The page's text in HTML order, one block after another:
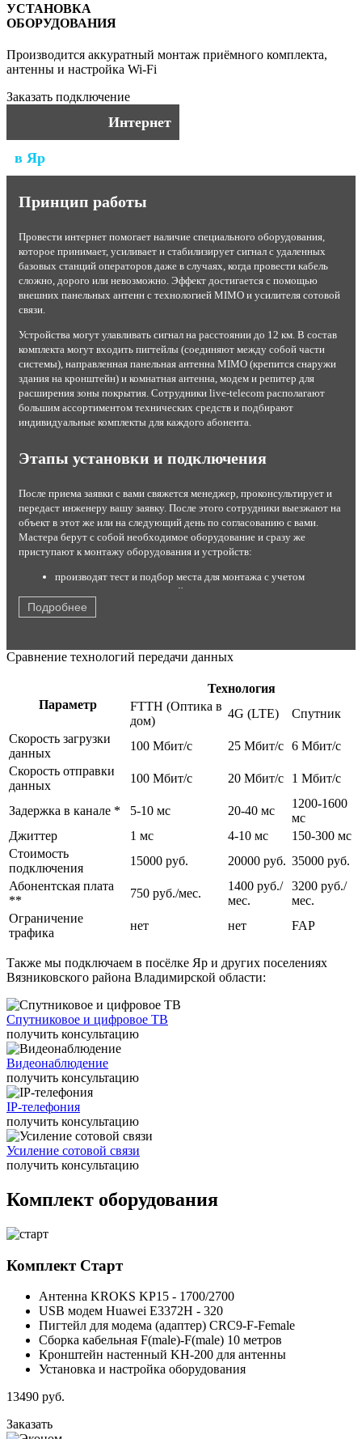
УСТАНОВКА
ОБОРУДОВАНИЯ
Производится аккуратный монтаж приёмного комплекта,
антенны и настройка Wi-Fi
Заказать подключение
Интернет
в Яр
Принцип работы
Провести интернет помогает наличие специального оборудования,
которое принимает, усиливает и стабилизирует сигнал с удаленных
базовых станций операторов даже в случаях, когда провести кабель
сложно, дорого или невозможно. Эффект достигается с помощью
внешних панельных антенн с технологией MIMO и усилителя сотовой
связи.
Устройства могут улавливать сигнал на расстоянии до 12 км. В состав
комплекта могут входить пигтейлы (соединяют между собой части
системы), направленная панельная антенна MIMO (крепится снаружи
здания на кронштейн) и комнатная антенна, модем и репитер для
расширения зоны покрытия. Сотрудники live-telecom располагают
большим ассортиментом технических средств и подбирают
индивидуальные комплекты для каждого абонента.
Этапы установки и подключения
После приема заявки с вами свяжется менеджер, проконсультирует и
передаст инженеру вашу заявку. После этого сотрудники выезжают на
объект в этот же или на следующий день по согласованию с вами.
Мастера берут с собой необходимое оборудование и сразу же
приступают к монтажу оборудования и устройств:
производят тест и подбор места для монтажа с учетом
результатов теста и условий эксплуатации;
устанавливают комплект на стену или крышу;
настраивают максимальный прием сигнала от станции;
кодируют канал от постороннего вмешательства;
производят тестирование работы оборудования в
После этого быстрый интернет со стабильным соединением готов к
работе. Для абонентов с разными потребностями мы предлагаем
скорости на выгодных условиях. Вне зависимости от тарифа заказчики
трафику и могут выходить в интернет с любого домашнего
устройства: планшета, смартфона, ноутбука, стационарного
компьютера.
Возможна установка цифрового и спутникового телевидения с
большим количеством цифровых каналов, организация удаленного
видеонаблюдения. Помимо этого live-telecom обеспечивает
круглосуточную поддержку абонентов и оперативно решает
информационные и технические проблемы.
Подробнее
Сравнение технологий передачи данных
Параметр
Технология
FTTH (Оптика в
дом)
4G (LTE)
Спутник
Скорость загрузки
данных
100 Мбит/c 25 Мбит/c 6 Мбит/c
Скорость отправки
данных
100 Мбит/c 20 Мбит/c 1 Мбит/c
Задержка в канале * 5-10 мс 20-40 мс
1200-1600
мс
Джиттер
1 мс 4-10 мс
150-300 мс
Стоимость
подключения
15000 руб. 20000 руб. 35000 руб.
Абонентская плата
**
750 руб./мес.
1400 руб./
мес.
3200 руб./
мес.
Ограничение
трафика
нет нет FAP
Также мы подключаем в посёлке Яр и других поселениях
Вязниковского района Владимирской области:
Спутниковое и цифровое ТВ
получить консультацию
Видеонаблюдение
получить консультацию
IP-телефония
получить консультацию
Усиление сотовой связи
получить консультацию
Комплект оборудования
Комплект Старт
Антенна KROKS KP15 - 1700/2700
USB модем Huawei E3372H - 320
Пигтейл для модема (адаптер) CRC9-F-Female
Сборка кабельная F(male)-F(male) 10 метров
Кронштейн настенный KH-200 для антенны
Установка и настройка оборудования
13490 руб.
Заказать